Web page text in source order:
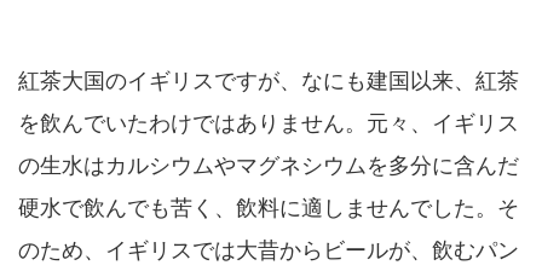
紅茶大国のイギリスですが、なにも建国以来、紅茶
を飲んでいたわけではありません。元々、イギリス
の生水はカルシウムやマグネシウムを多分に含んだ
硬水で飲んでも苦く、飲料に適しませんでした。そ
のため、イギリスでは大昔からビールが、飲むパン